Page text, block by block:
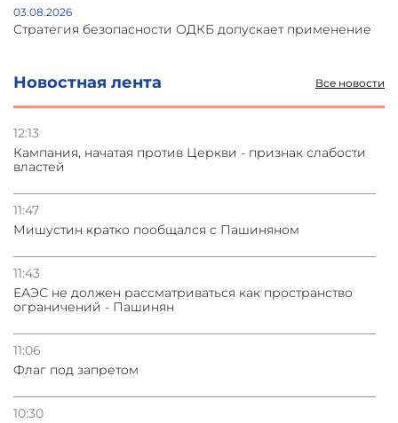
Новостная лента Все новости
12:13
Кампания, начатая против Церкви - признак слабости
властей
11:47
Мишустин кратко пообщался с Пашиняном
11:43
ЕАЭС не должен рассматриваться как пространство
ограничений - Пашинян
11:06
Флаг под запретом
10:30
03.08.2026
Стратегия безопасности ОДКБ допускает применение
03.08.2026
Нассим Талеб отказался выступить с лекцией в
31.07.2026
Грузия развивается несмотря на внешние шоки и
вызовы – минэкономики Грузии